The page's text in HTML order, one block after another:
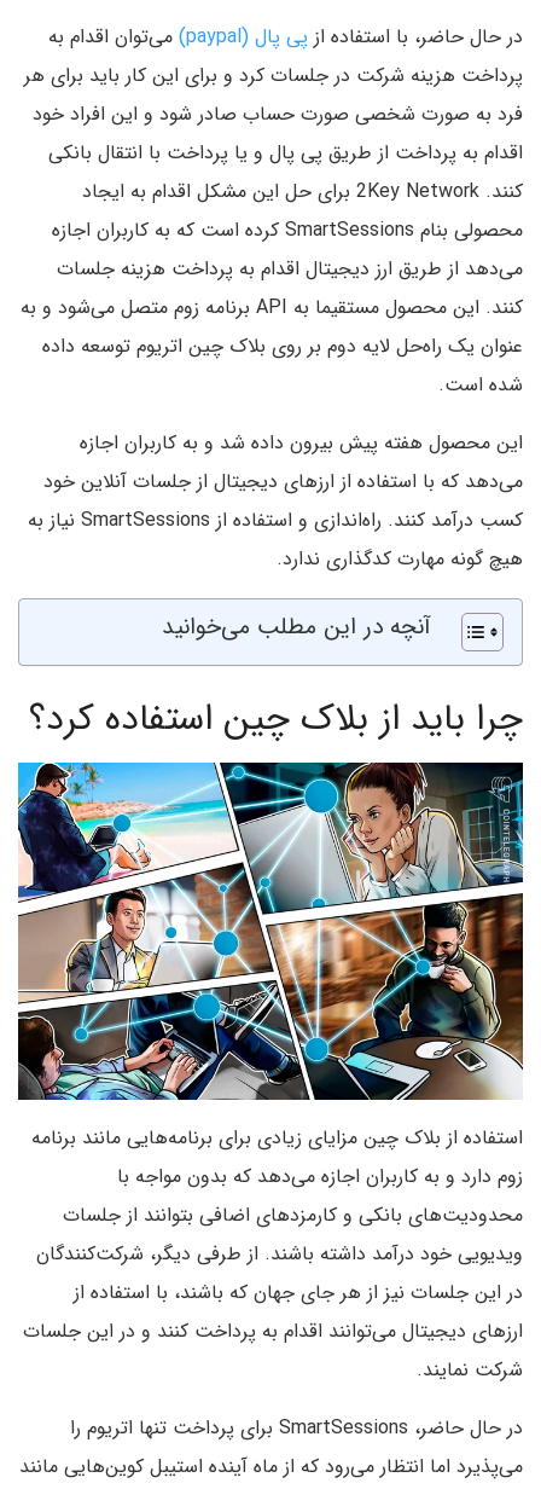
در حال حاضر، با استفاده از پی پال (paypal)
می‌توان اقدام به
پرداخت هزینه شرکت در جلسات کرد و برای این کار باید برای هر
فرد به صورت شخصی صورت حساب صادر شود و این افراد خود
اقدام به پرداخت از طریق پی پال و یا پرداخت با انتقال بانکی
کنند. 2Key Network برای حل این مشکل اقدام به ایجاد
محصولی بنام SmartSessions کرده است که به کاربران اجازه
می‌دهد از طریق ارز دیجیتال اقدام به پرداخت هزینه جلسات
کنند. این محصول مستقیما به API برنامه زوم متصل می‌شود و به
عنوان یک راه‌حل لایه دوم بر روی بلاک چین اتریوم توسعه داده
شده است.
این محصول هفته پیش بیرون داده شد و به کاربران اجازه
می‌دهد که با استفاده از ارز‌های دیجیتال از جلسات آنلاین خود
کسب درآمد کنند. راه‌اندازی و استفاده از SmartSessions نیاز به
هیچ گونه مهارت کدگذاری ندارد.
آنچه در این مطلب می‌خوانید
چرا باید از بلاک چین استفاده کرد؟
استفاده از بلاک چین مزایای زیادی برای برنامه‌هایی مانند برنامه
زوم دارد و به کاربران اجازه می‌دهد که بدون مواجه با
محدودیت‌های بانکی و کارمزد‌های اضافی بتوانند از جلسات
ویدیویی خود درآمد داشته باشند. از طرفی دیگر، شرکت‌کنندگان
در این جلسات نیز از هر جای جهان که باشند، با استفاده از
ارز‌های دیجیتال می‌توانند اقدام به پرداخت کنند و در این جلسات
شرکت نمایند.
در حال حاضر، SmartSessions برای پرداخت تنها اتریوم را
می‌پذیرد اما انتظار می‌رود که از ماه آینده استیبل کوین‌هایی مانند